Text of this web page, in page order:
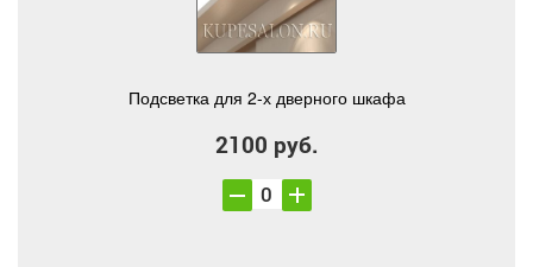
Подсветка для 2-х дверного шкафа
2100 руб.